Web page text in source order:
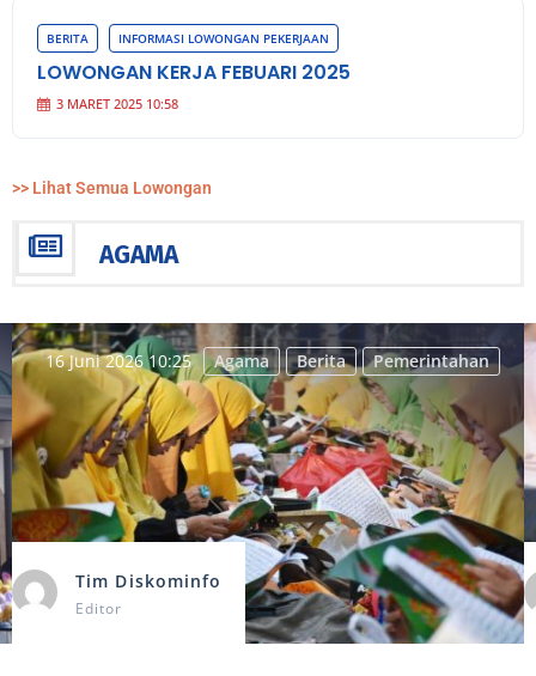
BERITA INFORMASI LOWONGAN PEKERJAAN
LOWONGAN KERJA FEBUARI 2025
3 MARET 2025 10:58
>> Lihat Semua Lowongan
AGAMA
Tim Diskominfo
Editor
16 Juni 2026 10:25 Agama Berita Pemerintahan